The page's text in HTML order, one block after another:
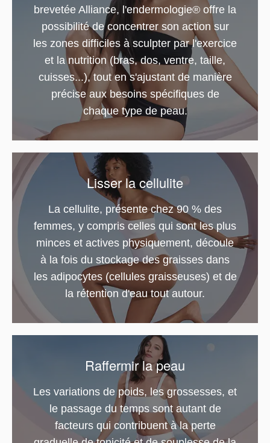
brevetée Alliance, l'endermologie® offre la
possibilité de concentrer son action sur
les zones difficiles à sculpter par l'exercice
et la nutrition (bras, dos, ventre, taille,
cuisses...), tout en s'ajustant de manière
précise aux besoins spécifiques de
chaque type de peau.
Lisser la cellulite
La cellulite, présente chez 90 % des
femmes, y compris celles qui sont les plus
minces et actives physiquement, découle
à la fois du stockage des graisses dans
les adipocytes (cellules graisseuses) et de
la rétention d'eau tout autour.
Raffermir la peau
Les variations de poids, les grossesses, et
le passage du temps sont autant de
facteurs qui contribuent à la perte